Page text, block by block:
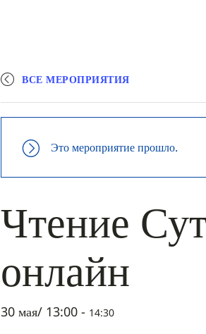
ВСЕ МЕРОПРИЯТИЯ
Это мероприятие прошло.
Чтение
онлайн
30 мая/ 13:00 - 14:30